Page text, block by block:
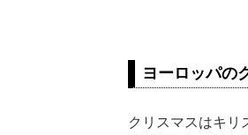
ヨーロッパの
クリスマスはキリ